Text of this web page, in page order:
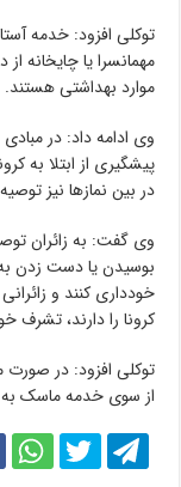
توکلی افزود: خدمه
مهمانسرا یا چایخانه
موارد بهداشتی هستند.
وی ادامه داد: در
پیشگیری از ابتلا به
در بین نمازها نیز
وی گفت: به زائران
بوسیدن یا دست زدن به
خودداری کنند و
کرونا را دارند، تشرف
توکلی افزود: در
از سوی خدمه ماسک به